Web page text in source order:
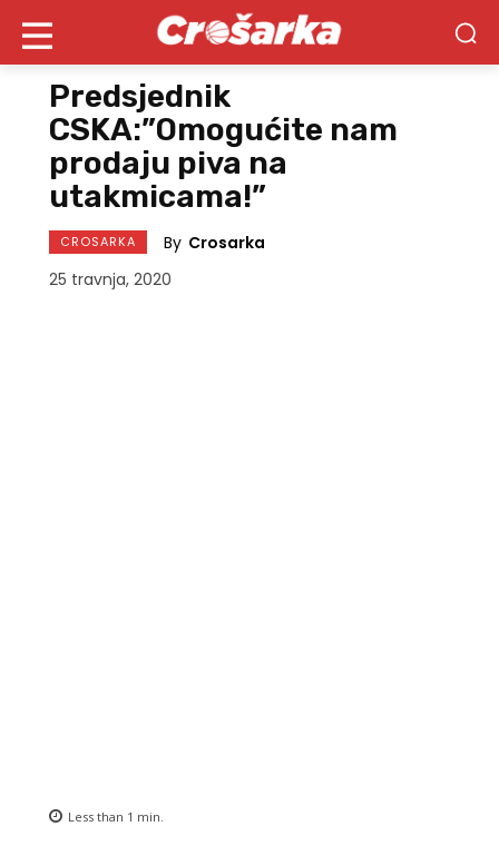
Predsjednik
CSKA:”Omogućite nam
prodaju piva na
utakmicama!”
CROSARKA By Crosarka
25 travnja, 2020
Less than 1 min.